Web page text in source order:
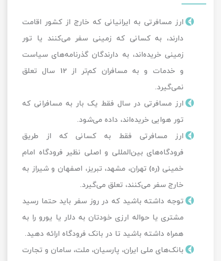
ارز مسافرتی به ایرانیانی که خارج از کشور اقامت
دارند، به کسانی که زمینی سفر می‌کنند یا تور
زمینی خریده‌اند، به دارندگان گذرنامه‌های سیاست
و خدمات و به مسافران کم‌تر از 12 سال تعلق
نمی‌گیرد.
ارز مسافرتی در سال فقط یک بار به مسافرانی که
تور هوایی خریده‌اند، داده می‌شود.
ارز مسافرتی فقط به کسانی که از طریق
فرودگاه‌های بین‌المللی و اصلی نظیر فرودگاه امام
خمینی (ره) تهران، مشهد، تبریز، اصفهان و شیراز به
خارج سفر می‌کنند، تعلق می‌گیرد.
توجه داشته باشید که در روز سفر باید حتما رسید
مشتری یا حواله ارزی خودتان به دلار یا یورو را به
همراه داشته باشید تا در بانک فرودگاه ارائه دهید.
بانک‌های ملی ایران، پارسیان، ملت، سامان و تجارت